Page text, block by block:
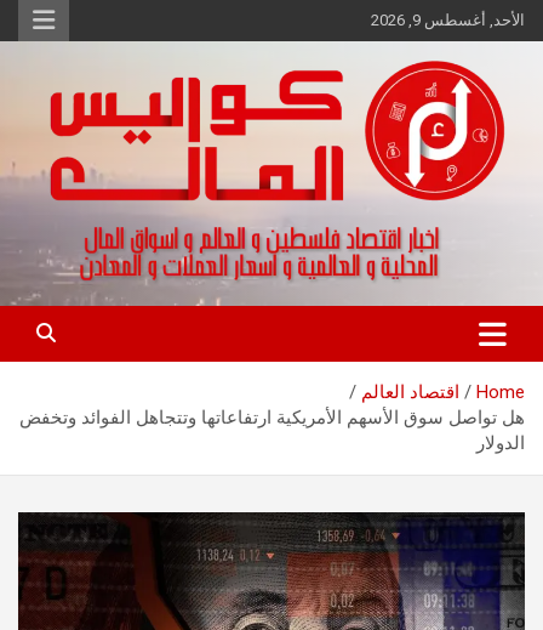
Skip
to
الأحد, أغسطس 9, 2026
كواليس المال
اخبار اقتصاد فلسطين و العالم و تقارير اسواق المال و العملات
Home
اقتصاد العالم
هل تواصل سوق الأسهم الأمريكية ارتفاعاتها وتتجاهل الفوائد وتخفض
الدولار